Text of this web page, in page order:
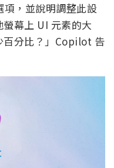
，並說明調整此設
幕上 UI 元素的大
百分比？」Copilot 告